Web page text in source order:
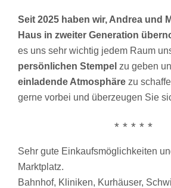
Seit 2025 haben wir, Andrea und
Haus in zweiter Generation
es uns sehr wichtig jedem Raum
persönlichen Stempel zu geben
einladende Atmosphäre zu
gerne vorbei und überzeugen Sie
* * * * *
Sehr gute Einkaufsmöglichkeiten
Marktplatz.
Bahnhof, Kliniken, Kurhäuser,